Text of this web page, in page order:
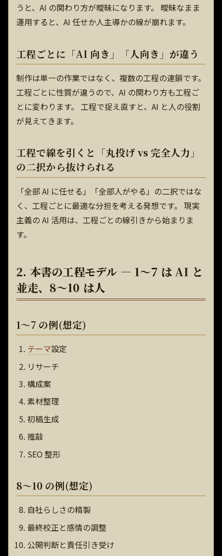
うと、AI の関わり方が曖昧になります。 曖昧なまま
運用すると、AI 任せか人主導かの線が崩れます。
工程ごとに「AI 向き」「人向き」が違う
制作は単一の作業ではなく、複数の工程の連鎖です。
工程ごとに性質が違うので、AI の関わり方も工程ご
とに変わります。 工程で捉え直すと、AI と人の役割
が見えてきます。
工程で線を引くと「丸投げ vs 完全人力」
の二択から抜けられる
「全部 AI に任せる」「全部人がやる」の二択ではな
く、工程ごとに最適な分担を考える発想です。 現実
主義の AI 活用は、工程ごとの線引きから始まりま
す。
2. 本書の工程モデル — 1〜7 は AI と
並走、8〜10 は人
1〜7 の例(想定)
テーマ設定
リサーチ
構成案
素材整理
初稿生成
推敲
SEO 整形
8〜10 の例(想定)
自社らしさの精製
最終校正と感情の調整
公開判断と責任引き受け